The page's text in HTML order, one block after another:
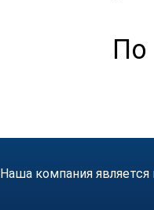
По
Наша компания